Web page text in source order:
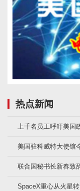
热点新闻
上千名员工呼吁美国
美国驻科威特大使馆
联合国秘书长新春致
SpaceX重心从火星